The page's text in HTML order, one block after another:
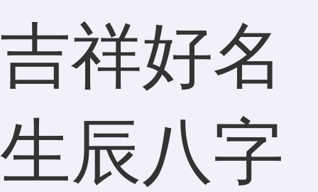
吉祥好名
生辰八字